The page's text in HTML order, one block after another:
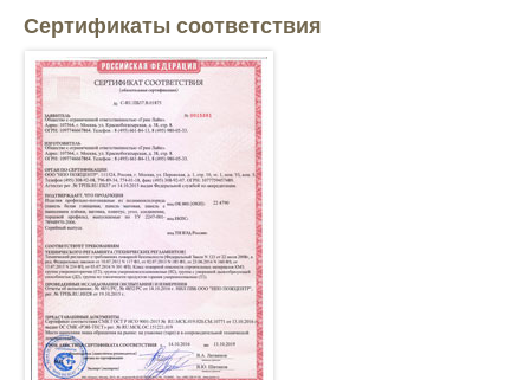
Сертификаты соответствия
Volkswagen
УАЗ
Дополнительные товары